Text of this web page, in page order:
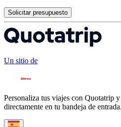
Solicitar presupuesto
Un sitio de
Personaliza tus viajes con Quotatrip
directamente en tu bandeja de entrada.